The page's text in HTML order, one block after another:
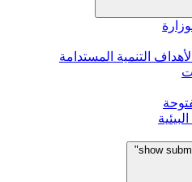
التنمية المستدامة
show